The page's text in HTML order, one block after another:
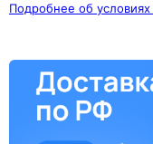
Подробнее об условиях